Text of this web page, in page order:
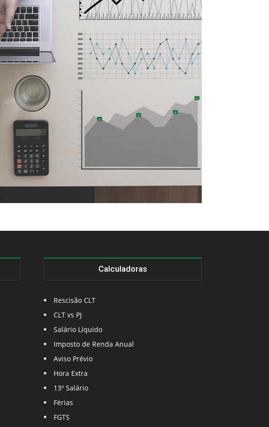
Calculadoras
Rescisão CLT
CLT vs PJ
Salário Líquido
Imposto de Renda Anual
Aviso Prévio
Hora Extra
13º Salário
Férias
FGTS